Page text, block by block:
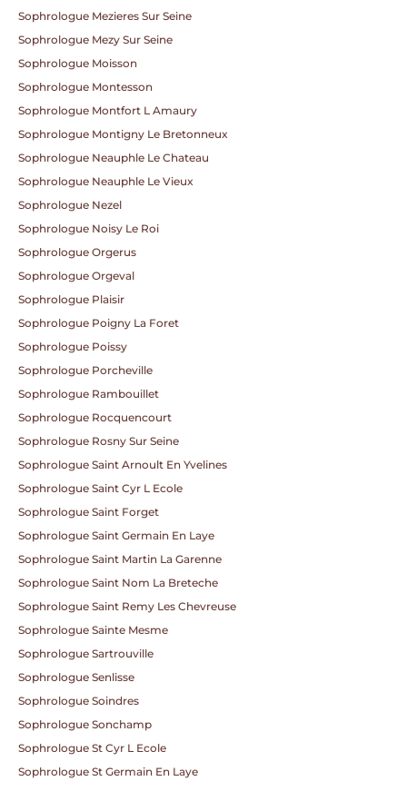
Sophrologue Mezieres Sur Seine
Sophrologue Mezy Sur Seine
Sophrologue Moisson
Sophrologue Montesson
Sophrologue Montfort L Amaury
Sophrologue Montigny Le Bretonneux
Sophrologue Neauphle Le Chateau
Sophrologue Neauphle Le Vieux
Sophrologue Nezel
Sophrologue Noisy Le Roi
Sophrologue Orgerus
Sophrologue Orgeval
Sophrologue Plaisir
Sophrologue Poigny La Foret
Sophrologue Poissy
Sophrologue Porcheville
Sophrologue Rambouillet
Sophrologue Rocquencourt
Sophrologue Rosny Sur Seine
Sophrologue Saint Arnoult En Yvelines
Sophrologue Saint Cyr L Ecole
Sophrologue Saint Forget
Sophrologue Saint Germain En Laye
Sophrologue Saint Martin La Garenne
Sophrologue Saint Nom La Breteche
Sophrologue Saint Remy Les Chevreuse
Sophrologue Sainte Mesme
Sophrologue Sartrouville
Sophrologue Senlisse
Sophrologue Soindres
Sophrologue Sonchamp
Sophrologue St Cyr L Ecole
Sophrologue St Germain En Laye